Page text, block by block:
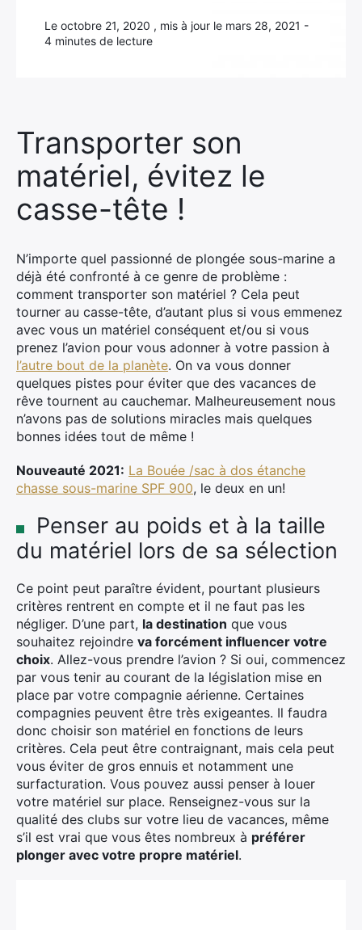
Le octobre 21, 2020 , mis à jour le mars 28, 2021 -
4 minutes de lecture
Transporter son
matériel, évitez le
casse-tête !
N’importe quel passionné de plongée sous-marine a
déjà été confronté à ce genre de problème :
comment transporter son matériel ? Cela peut
tourner au casse-tête, d’autant plus si vous emmenez
avec vous un matériel conséquent et/ou si vous
prenez l’avion pour vous adonner à votre passion à
l’autre bout de la planète. On va vous donner
quelques pistes pour éviter que des vacances de
rêve tournent au cauchemar. Malheureusement nous
n’avons pas de solutions miracles mais quelques
bonnes idées tout de même !
Nouveauté 2021: La Bouée /sac à dos étanche
chasse sous-marine SPF 900, le deux en un!
Penser au poids et à la taille
du matériel lors de sa sélection
Ce point peut paraître évident, pourtant plusieurs
critères rentrent en compte et il ne faut pas les
négliger. D’une part, la destination que vous
souhaitez rejoindre va forcément influencer votre
choix. Allez-vous prendre l’avion ? Si oui, commencez
par vous tenir au courant de la législation mise en
place par votre compagnie aérienne. Certaines
compagnies peuvent être très exigeantes. Il faudra
donc choisir son matériel en fonctions de leurs
critères. Cela peut être contraignant, mais cela peut
vous éviter de gros ennuis et notamment une
surfacturation. Vous pouvez aussi penser à louer
votre matériel sur place. Renseignez-vous sur la
qualité des clubs sur votre lieu de vacances, même
s’il est vrai que vous êtes nombreux à préférer
plonger avec votre propre matériel.